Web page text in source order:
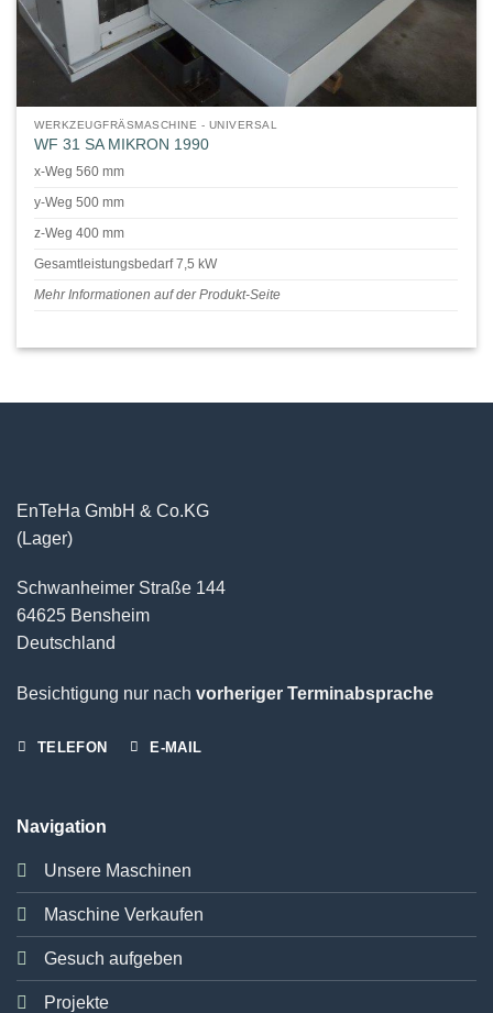
WERKZEUGFRÄSMASCHINE - UNIVERSAL
WF 31 SA MIKRON 1990
x-Weg 560 mm
y-Weg 500 mm
z-Weg 400 mm
Gesamtleistungsbedarf 7,5 kW
Mehr Informationen auf der Produkt-Seite
EnTeHa GmbH & Co.KG
(Lager)
Schwanheimer Straße 144
64625 Bensheim
Deutschland
Besichtigung nur nach vorheriger Terminabsprache
TELEFON E-MAIL
Navigation
Unsere Maschinen
Maschine Verkaufen
Gesuch aufgeben
Projekte